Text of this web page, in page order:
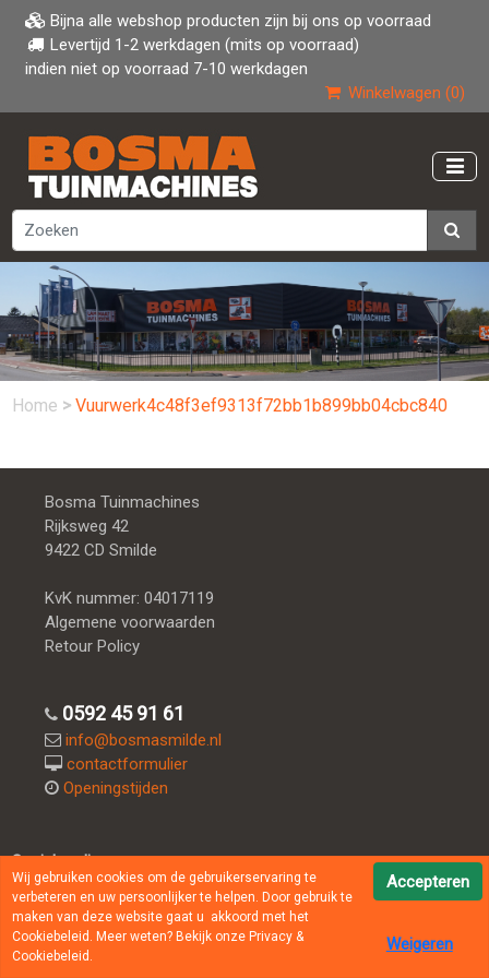
Bijna alle webshop producten zijn bij ons op voorraad
Levertijd 1-2 werkdagen (mits op voorraad)
indien niet op voorraad 7-10 werkdagen
Winkelwagen (0)
Home > Vuurwerk4c48f3ef9313f72bb1b899bb04cbc840
Bosma Tuinmachines
Rijksweg 42
9422 CD Smilde
KvK nummer: 04017119
Algemene voorwaarden
Retour Policy
0592 45 91 61
info@bosmasmilde.nl
contactformulier
Openingstijden
Socialmedia:
Jeeigenweb
Wij gebruiken cookies om de gebruikerservaring te
verbeteren en uw persoonlijker te helpen. Door gebruik te
maken van deze website gaat u akkoord met het
Cookiebeleid. Meer weten? Bekijk onze Privacy &
Cookiebeleid .
Accepteren
Weigeren